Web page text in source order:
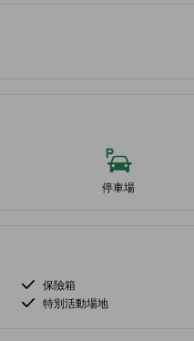
停車場
保險箱
特別活動場地